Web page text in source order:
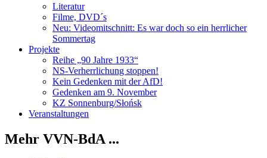
Literatur
Filme, DVD´s
Neu: Videomitschnitt: Es war doch so ein herrlicher
Sommertag
Projekte
Reihe „90 Jahre 1933“
NS-Verherrlichung stoppen!
Kein Gedenken mit der AfD!
Gedenken am 9. November
KZ Sonnenburg/Słońsk
Veranstaltungen
Mehr VVN-BdA ...